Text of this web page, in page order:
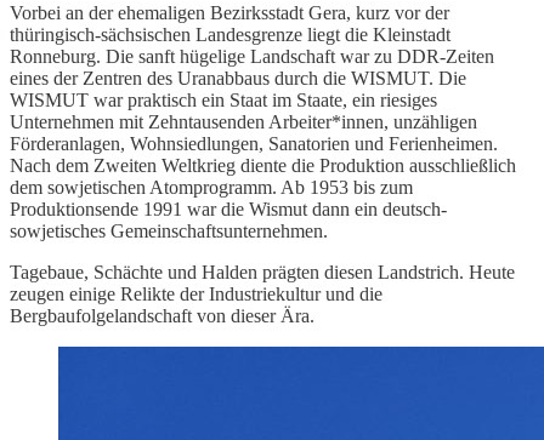
Vorbei an der ehemaligen Bezirksstadt Gera, kurz vor der
thüringisch-sächsischen Landesgrenze liegt die Kleinstadt
Ronneburg. Die sanft hügelige Landschaft war zu DDR-Zeiten
eines der Zentren des Uranabbaus durch die WISMUT. Die
WISMUT war praktisch ein Staat im Staate, ein riesiges
Unternehmen mit Zehntausenden Arbeiter*innen, unzähligen
Förderanlagen, Wohnsiedlungen, Sanatorien und Ferienheimen.
Nach dem Zweiten Weltkrieg diente die Produktion ausschließlich
dem sowjetischen Atomprogramm. Ab 1953 bis zum
Produktionsende 1991 war die Wismut dann ein deutsch-
sowjetisches Gemeinschaftsunternehmen.
Tagebaue, Schächte und Halden prägten diesen Landstrich. Heute
zeugen einige Relikte der Industriekultur und die
Bergbaufolgelandschaft von dieser Ära.